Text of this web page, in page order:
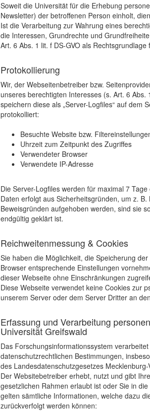
Soweit die Universität für die Erhebung
Newsletter) der betroffenen Person einholt,
Ist die Verarbeitung zur Wahrung eines
die Interessen, Grundrechte und
Art. 6 Abs. 1 lit. f DS-GVO als
Protokollierung
Wir, der Webseitenbetreiber bzw.
unseres berechtigten Interesses (s. Art. 6
speichern diese als „Server-Logfiles“ auf dem
protokolliert:
Besuchte Website bzw.
Uhrzeit zum Zeitpunkt des Zugriffes
Verwendeter Browser
Verwendete IP-Adresse
Die Server-Logfiles werden für maximal 7
Daten erfolgt aus Sicherheitsgründen, um z.
Beweisgründen aufgehoben werden, sind sie
endgültig geklärt ist.
Reichweitenmessung & Cookies
Sie haben die Möglichkeit, die Speicherung
Browser entsprechende Einstellungen
dieser Webseite ohne Einschränkungen
Diese Webseite verwendet keine Cookies zur
unserem Server oder dem Server Dritter an
Erfassung und Verarbeitung
Universität Greifswald
Das Forschungsinformationssystem
datenschutzrechtlichen Bestimmungen,
des Landesdatenschutzgesetzes
Der Websitebetreiber erhebt, nutzt und gibt
gesetzlichen Rahmen erlaubt ist oder Sie in
gelten sämtliche Informationen, welche dazu
zurückverfolgt werden können: